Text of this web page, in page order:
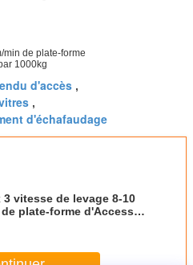
d'accès ,
,
d'échafaudage
3 vitesse de levage 8-10
de plate-forme d'Access